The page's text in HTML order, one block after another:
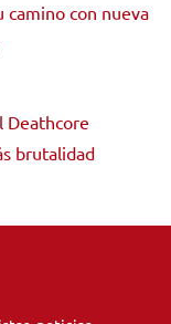
camino con nueva
Deathcore
brutalidad